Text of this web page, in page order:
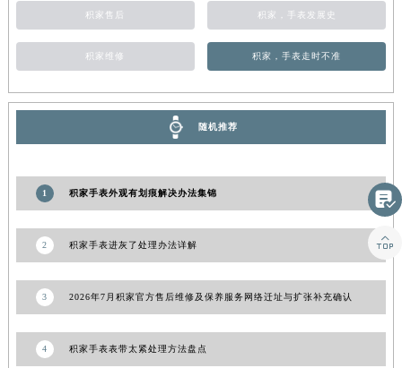
山东省东营市东营区济南路积家售后服务中心（需提前预约）
山东省济南市历下区经十路11111号华润中心写字楼（万象城）15层1508室积家售后服务中心（需提前预约）
山东省济宁市任城区太白楼路积家售后服务中心（需提前预约）
山东省临沂市兰山区解放路积家售后服务中心（需提前预约）
山东省日照市东港区烟台路积家售后服务中心（需提前预约）
山东省威海市环翠区新威海路89号振华商厦一楼名表维修积家售后服务中心（需提前预约）
山东省枣庄市滕州市北辛路与善国路交叉口积家售后服务中心（需提前预约）
上海市黄浦区南京东路299号宏伊国际广场写字楼8层806室积家售后服务中心（需提前预约）
浙江省湖州市吴兴区劳动路积家售后服务中心（需提前预约）
积家售后 积家，手表发展史
积家维修 积家，手表走时不准
随机推荐
1 积家手表外观有划痕解决办法集锦
2 积家手表进灰了处理办法详解
3 2026年7月积家官方售后维修及保养服务网络迁址与扩张补充确认
4 积家手表表带太紧处理方法盘点

